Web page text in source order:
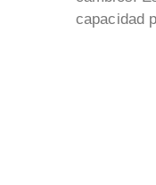
capacidad